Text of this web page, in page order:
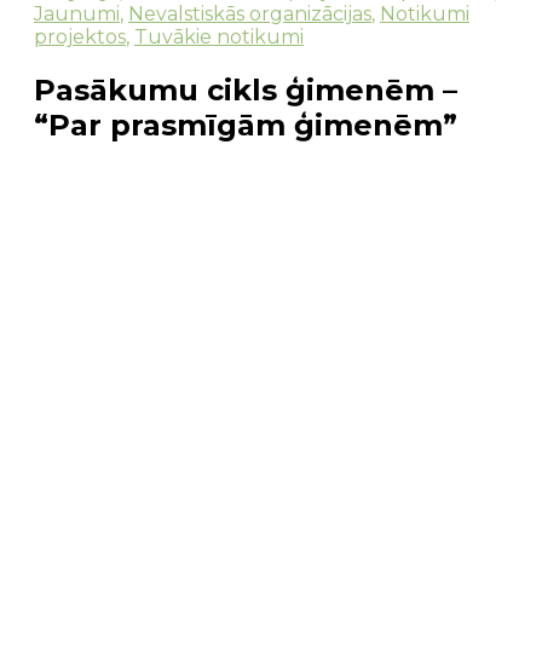
Jaunumi, Nevalstiskās organizācijas, Notikumi
projektos, Tuvākie notikumi
Pasākumu cikls ģimenēm –
“Par prasmīgām ģimenēm”